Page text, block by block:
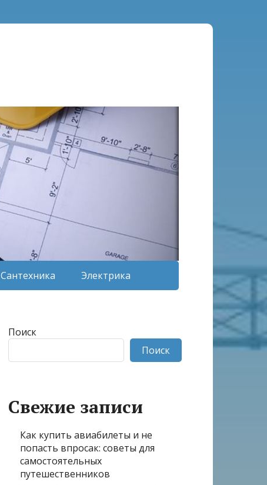
Сантехника Электрика
Поиск
Поиск
Свежие записи
Как купить авиабилеты и не
попасть впросак: советы для
самостоятельных
путешественников